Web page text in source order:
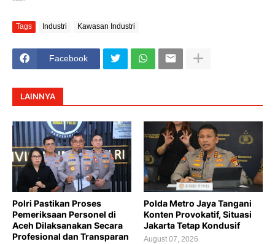
Tags Industri Kawasan Industri
Facebook
LAINNYA
Polri Pastikan Proses
Pemeriksaan Personel di
Aceh Dilaksanakan Secara
Profesional dan Transparan
Polda Metro Jaya Tangani
Konten Provokatif, Situasi
Jakarta Tetap Kondusif
August 07, 2026